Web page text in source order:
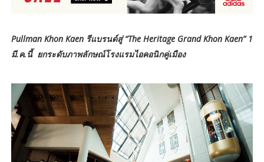
Pullman Khon Kaen รีแบรนด์สู่ “The Heritage Grand Khon Kaen” 1
มี.ค.นี้ ยกระดับภาพลักษณ์โรงแรมไอคอนิกคู่เมือง